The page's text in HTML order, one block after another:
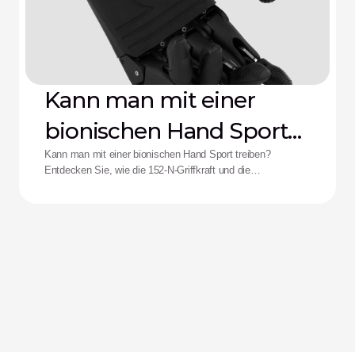
Kann man mit einer
bionischen Hand Sport
treiben?
Kann man mit einer bionischen Hand Sport treiben?
Entdecken Sie, wie die 152-N-Griffkraft und die